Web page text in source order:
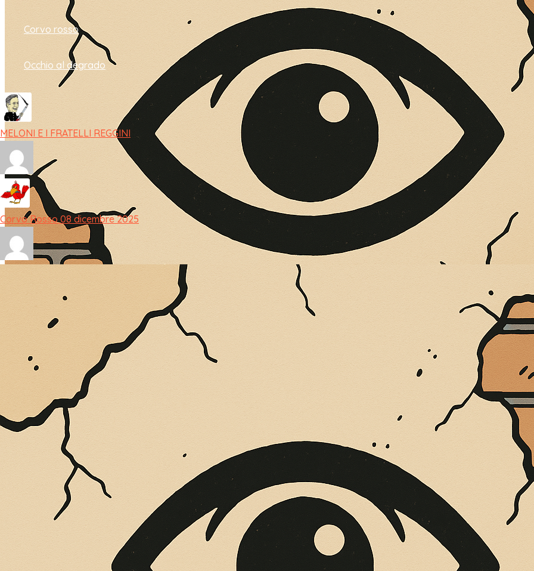
Corvo rosso
Occhio al degrado
MELONI E I FRATELLI REGGINI
Corvo Rosso 08 dicembre 2025
È MORTO MELO FRENI, VIVONO LE OPERE SUE